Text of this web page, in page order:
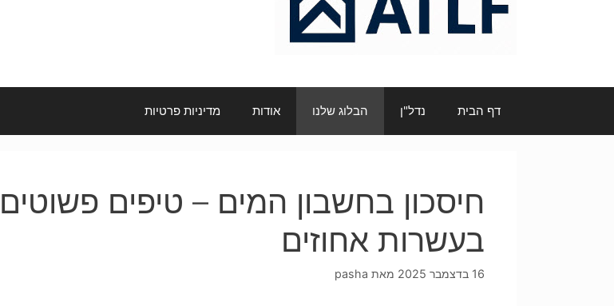
דף הבית נדל"ן הבלוג שלנו אודות מדיניות פרטיות
חיסכון בחשבון המים – טיפים
בעשרות אחוזים
16 בדצמבר 2025 מאת pasha